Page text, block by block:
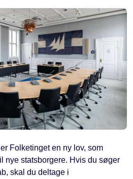
Folketinget en ny lov, som
nye statsborgere. Hvis du søger
skal du deltage i